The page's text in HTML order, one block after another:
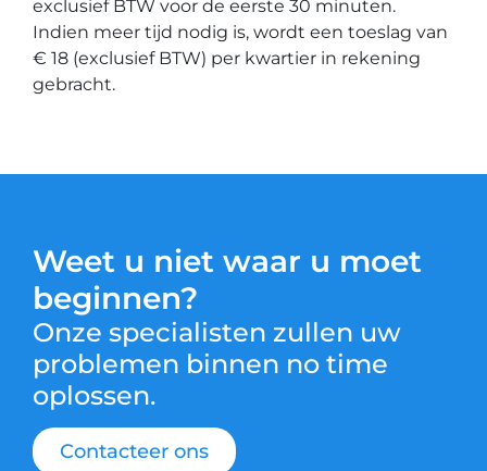
exclusief BTW voor de eerste 30 minuten.
Indien meer tijd nodig is, wordt een toeslag van
€ 18 (exclusief BTW) per kwartier in rekening
gebracht.
Weet u niet waar u moet
beginnen?
Onze specialisten zullen uw
problemen binnen no time
oplossen.
Contacteer ons